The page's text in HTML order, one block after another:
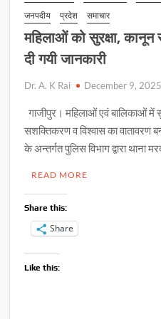
जनपदीय
प्रदेश समाचार
महिलाओं को सुरक्षा, कानून
दी गयी जानकारी
Dr. A. K Rai December 9, 2025
गाजीपुर। महिलाओं एवं बालिकाओं में
सशक्तिकरण व विश्वास का वातावरण
के अन्तर्गत पुलिस विभाग द्वारा थाना
READ MORE
Share this:
Share
Like this: